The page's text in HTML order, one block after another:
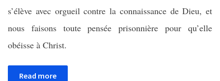
s’élève avec orgueil contre la connaissance de Dieu, et
nous faisons toute pensée prisonnière pour qu’elle
obéisse à Christ.
Read more